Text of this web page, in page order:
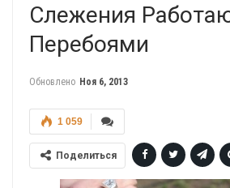
Слежения
Перебоями
Обновлено Ноя 6, 2013
1 059
Поделиться